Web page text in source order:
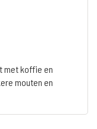
met koffie en
mouten en